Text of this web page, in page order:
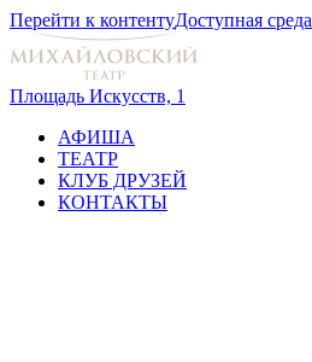
Перейти к контентуДоступная среда
Площадь Искусств, 1
АФИША
ТЕАТР
КЛУБ ДРУЗЕЙ
КОНТАКТЫ